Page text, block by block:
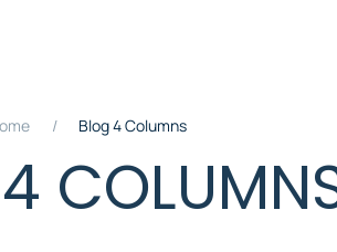
Blog 4 Columns